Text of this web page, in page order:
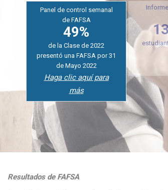
Panel de control semanal
de FAFSA
49%
de la Clase de 2022
presentó una FAFSA por 31
de Mayo 2022
Haga clic aquí para
más
Resultados de FAFSA